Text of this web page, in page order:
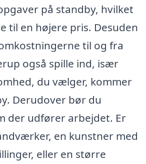
på standby, hvilket
til en højere pris. Desuden
til og fra
også spille ind, især
du vælger, kommer
Derudover bør du
der udfører arbejdet. Er
en kunstner med
eller en større